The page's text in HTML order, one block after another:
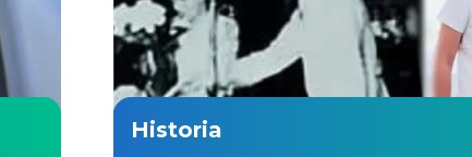
Historia